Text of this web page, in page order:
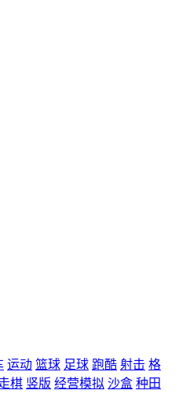
运动 篮球 足球 跑酷 射击 格
棋 竖版 经营模拟 沙盒 种田